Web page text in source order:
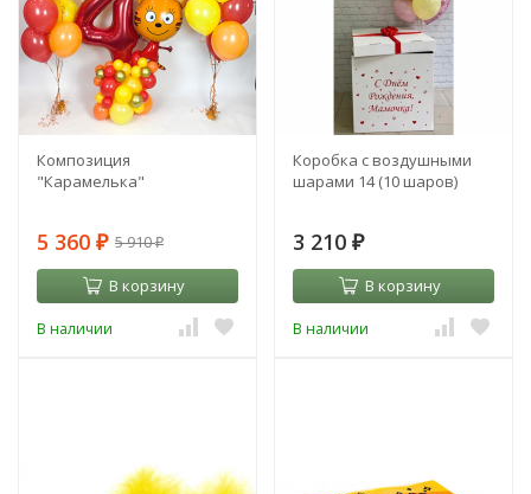
Композиция
"Карамелька"
5 360 ₽ 5 910₽
В корзину
В наличии
Коробка с воздушными
шарами 14 (10 шаров)
3 210 ₽
В корзину
В наличии